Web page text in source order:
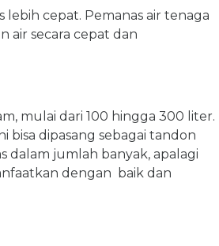
cepat. Pemanas air tenaga
air secara cepat dan
mulai dari 100 hingga 300 liter.
bisa dipasang sebagai tandon
dalam jumlah banyak, apalagi
dengan baik dan